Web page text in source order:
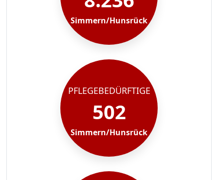
Simmern/Hunsrück
PFLEGEBEDÜRFTIGE
502
Simmern/Hunsrück